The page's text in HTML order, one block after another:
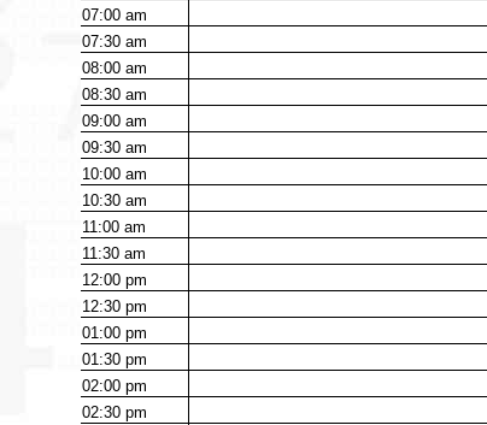
07:00am
07:30am
08:00am
08:30am
09:00am
09:30am
10:00am
10:30am
11:00am
11:30am
12:00pm
12:30pm
01:00pm
01:30pm
02:00pm
02:30pm